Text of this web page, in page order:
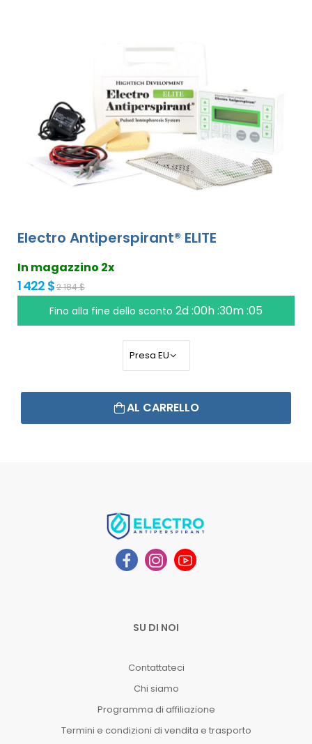
Electro Antiperspirant® ELITE
In magazzino 2x
1 422 $2 184 $
Fino alla fine dello sconto 2d :00h :30m :05
AL CARRELLO
SU DI NOI
Contattateci
Chi siamo
Programma di affiliazione
Termini e condizioni di vendita e trasporto